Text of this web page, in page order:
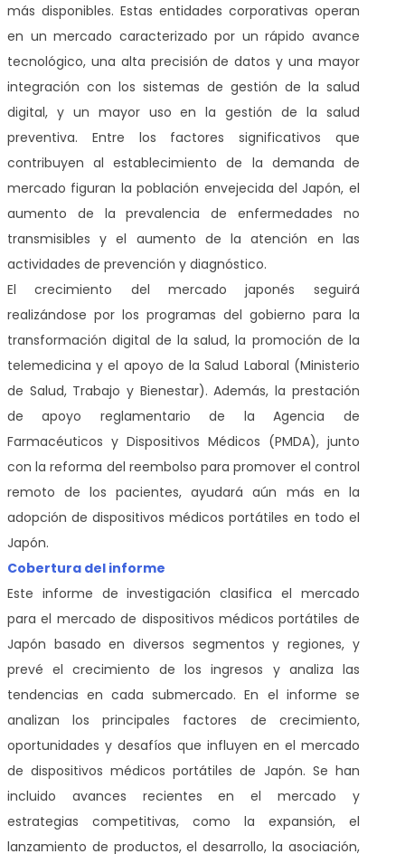
más disponibles. Estas entidades corporativas operan
en un mercado caracterizado por un rápido avance
tecnológico, una alta precisión de datos y una mayor
integración con los sistemas de gestión de la salud
digital, y un mayor uso en la gestión de la salud
preventiva. Entre los factores significativos que
contribuyen al establecimiento de la demanda de
mercado figuran la población envejecida del Japón, el
aumento de la prevalencia de enfermedades no
transmisibles y el aumento de la atención en las
actividades de prevención y diagnóstico.
El crecimiento del mercado japonés seguirá
realizándose por los programas del gobierno para la
transformación digital de la salud, la promoción de la
telemedicina y el apoyo de la Salud Laboral (Ministerio
de Salud, Trabajo y Bienestar). Además, la prestación
de apoyo reglamentario de la Agencia de
Farmacéuticos y Dispositivos Médicos (PMDA), junto
con la reforma del reembolso para promover el control
remoto de los pacientes, ayudará aún más en la
adopción de dispositivos médicos portátiles en todo el
Japón.
Cobertura del informe
Este informe de investigación clasifica el mercado
para el mercado de dispositivos médicos portátiles de
Japón basado en diversos segmentos y regiones, y
prevé el crecimiento de los ingresos y analiza las
tendencias en cada submercado. En el informe se
analizan los principales factores de crecimiento,
oportunidades y desafíos que influyen en el mercado
de dispositivos médicos portátiles de Japón. Se han
incluido avances recientes en el mercado y
estrategias competitivas, como la expansión, el
lanzamiento de productos, el desarrollo, la asociación,